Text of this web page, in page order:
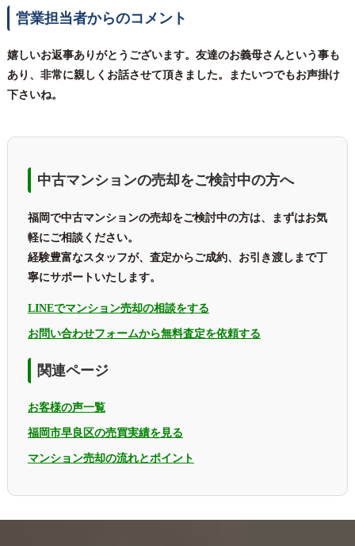
営業担当者からのコメント
嬉しいお返事ありがとうございます。友達のお義母さんという事も
あり、非常に親しくお話させて頂きました。またいつでもお声掛け
下さいね。
中古マンションの売却をご検討中の方へ
福岡で中古マンションの売却をご検討中の方は、まずはお気
軽にご相談ください。
経験豊富なスタッフが、査定からご成約、お引き渡しまで丁
寧にサポートいたします。
LINEでマンション売却の相談をする
お問い合わせフォームから無料査定を依頼する
関連ページ
お客様の声一覧
福岡市早良区の売買実績を見る
マンション売却の流れとポイント